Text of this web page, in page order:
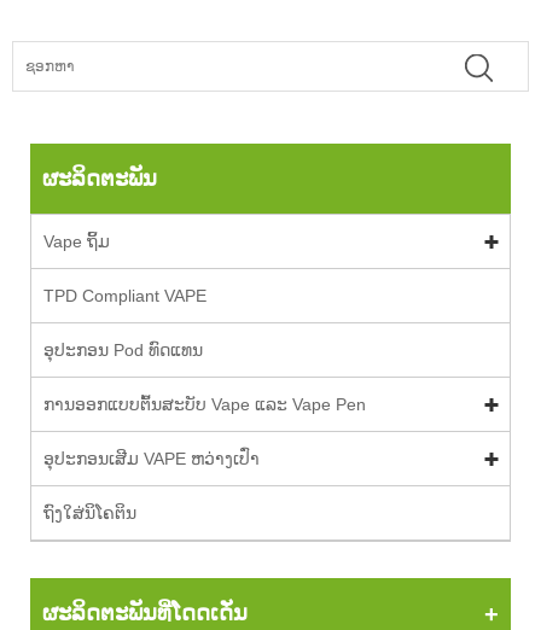
ຜະລິດຕະພັນ
Vape ຖິ້ມ
TPD Compliant VAPE
ອຸປະກອນ Pod ທົດແທນ
ການອອກແບບຕົ້ນສະບັບ Vape ແລະ Vape Pen
ອຸປະກອນເສີມ VAPE ຫວ່າງເປົ່າ
ຖົງໃສ່ນິໂຄຕິນ
ຜະລິດຕະພັນທີ່ໂດດເດັ່ນ